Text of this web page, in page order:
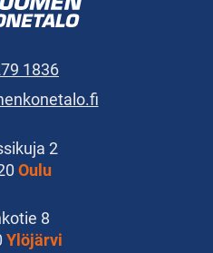
1836
2
Oulu
8
Ylöjärvi